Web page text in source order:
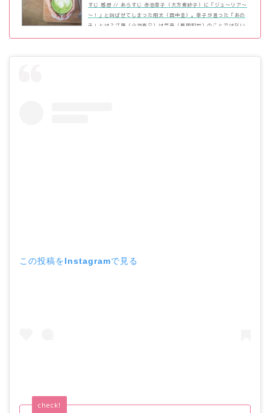
すじ 感想 // あらすじ 赤池幸子（大方斐紗子）に「ジュ～リア～
～！」と叫ばせてしまった翔太（田中圭）。幸子が言った「あの
子」とは？江藤（小池亮介）は菜奈（原田知世）のことではない
ら久住（袴田吉彦）が目覚めたことを聞いた翔太は、早速久住の
この投稿をInstagramで見る
check!